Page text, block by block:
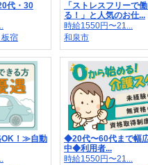
代・30
宿
「ストレスフリーで
る！」と人気のお仕...
時給1550円〜21...
和泉市
OK！≫自動
◆20代〜60代まで幅
中◆利用者...
時給1550円〜21...